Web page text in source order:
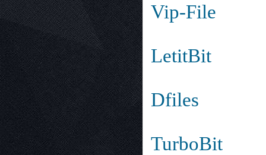
Vip-File
LetitBit
Dfiles
TurboBit